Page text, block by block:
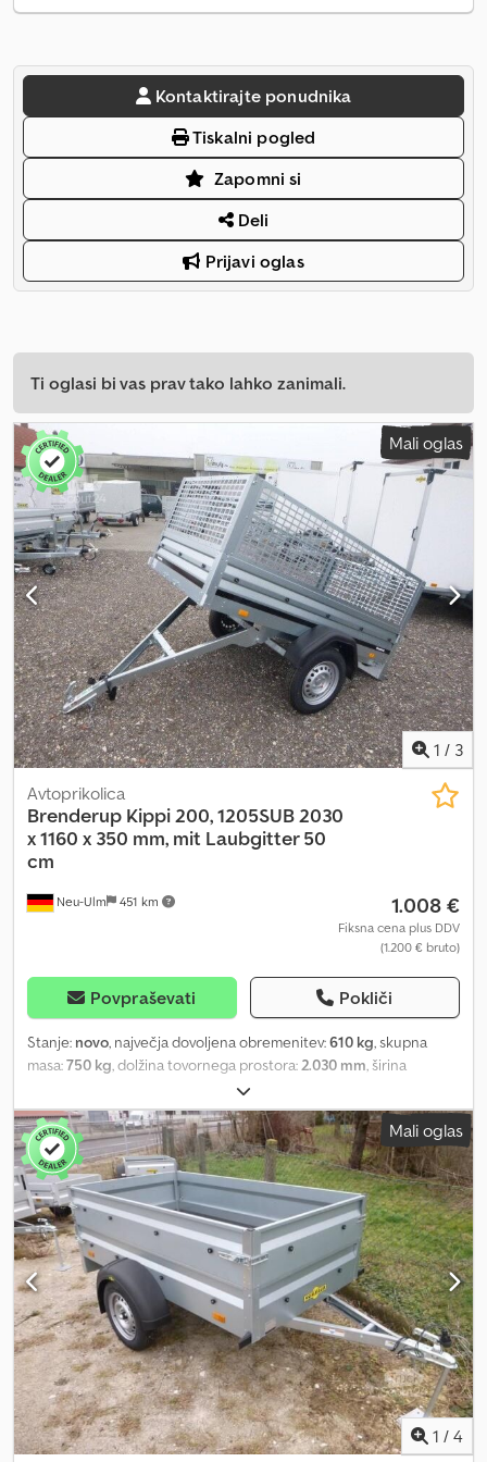
Kontaktirajte ponudnika
Tiskalni pogled
Zapomni si
Deli
Prijavi oglas
Ti oglasi bi vas prav tako lahko zanimali.
Mali oglas
1 / 3
Neu-Ulm 451 km
Avtoprikolica
Brenderup Kippi 200, 1205SUB 2030
x 1160 x 350 mm, mit Laubgitter 50
cm
1.008 €
Fiksna cena plus DDV
(1.200 € bruto)
Povpraševati Pokliči
Stanje: novo, največja dovoljena obremenitev:610 kg, skupna
masa:750 kg , dolžina tovornega prostora: 2.030 mm , širina
, višina nakladalnega prostora:
mm, prostornina tovornega prostora:1 m³, barva:drugo, gradbena
višina:1.360 mm, delovna širina:1.570 mm, Proizvajalec: Brenderup
Tip: Brenderup Kippi 200 Dovoljena skupna masa: 750 kg
Nosilnost: 610 kg Lastna teža: 140 kg Dimenzije tovornega
prostora: 2030 x 1160 x 350 mm Pnevmatike: 145/80 R13 75N Višina
nakladalne platforme: 510 mm, vključno z nadgradnjo za liste višine
500 mm Cena vključuje dokumente za vozilo (potrdilo o
registraciji, del II, in COC dokumente) Na zalogi imamo veliko
število prikolic naslednjih proizvajalcev: Brenderup, Humbaur,
Hapert, Unsinn in Neptun. Na zahtevo vam brezplačno zagotovimo
začasne registrske tablice za prevoz. Popravljamo prikolice vseh
proizvajalcev. Dodatna oprema na zahtevo. Pridržujemo si pravico
do tehničnih sprememb, sprememb cen in napak. Za napake in
tiskarske napake ne prevzemamo odgovornosti. Gumimena
vzmetna os, vroče pocinkana, brez zavor, vključno z garancijo.
Uporabniku prijazne zapore. Gumbi za pritrditev ponjave so
Mali oglas
1 / 4